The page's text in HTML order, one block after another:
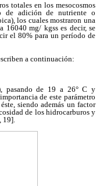
totales en los mesocosmos
de adición de nutriente o
los cuales mostraron una
16040 mg/ kgss es decir, se
el 80% para un período de
a continuación:
pasando de 19 a 26° C y
de este parámetro
siendo además un factor
de los hidrocarburos y
19].